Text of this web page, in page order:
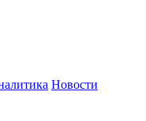
Новости